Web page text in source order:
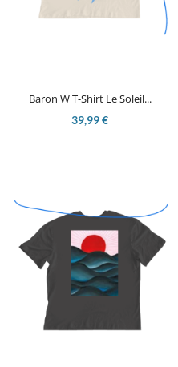
Baron W T-Shirt Le Soleil...
39,99 €